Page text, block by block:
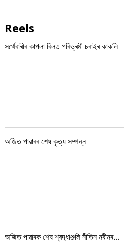
Reels
সৰ্থেবাৰীৰ কাপলা বিলত পৰিভ্ৰমী চৰাইৰ কাকলি
অজিত পাৱাৰৰ শেষ কৃত্য সম্পন্ন
অজিত পাৱাৰক শেষ শ্ৰদ্ধাঞ্জলি নীতিন নবীনৰ...